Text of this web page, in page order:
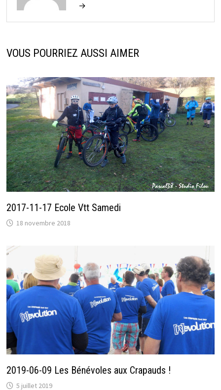
→
VOUS POURRIEZ AUSSI AIMER
2017-11-17 Ecole Vtt Samedi
18 novembre 2018
2019-06-09 Les Bénévoles aux Crapauds !
5 juillet 2019